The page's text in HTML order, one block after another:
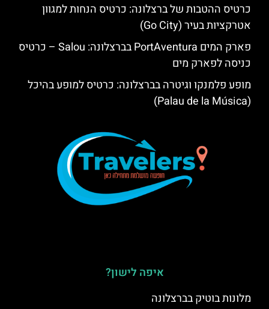
כרטיס ההטבות של ברצלונה: כרטיס הנחות למגוון
אטרקציות בעיר (Go City)
פארק המים PortAventura בברצלונה: Salou – כרטיס
כניסה לפארק מים
מופע פלמנקו וגיטרה בברצלונה: כרטיס למופע בהיכל
(Palau de la Música)
איפה לישון?
מלונות בוטיק בברצלונה